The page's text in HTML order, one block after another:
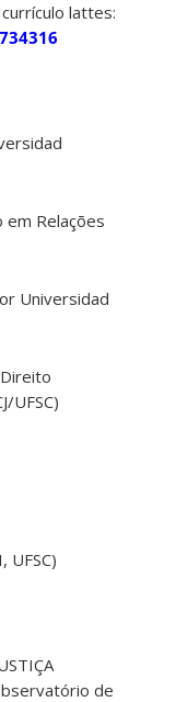
lattes:
em Relações
Universidad
UFSC)
UFSC)
de